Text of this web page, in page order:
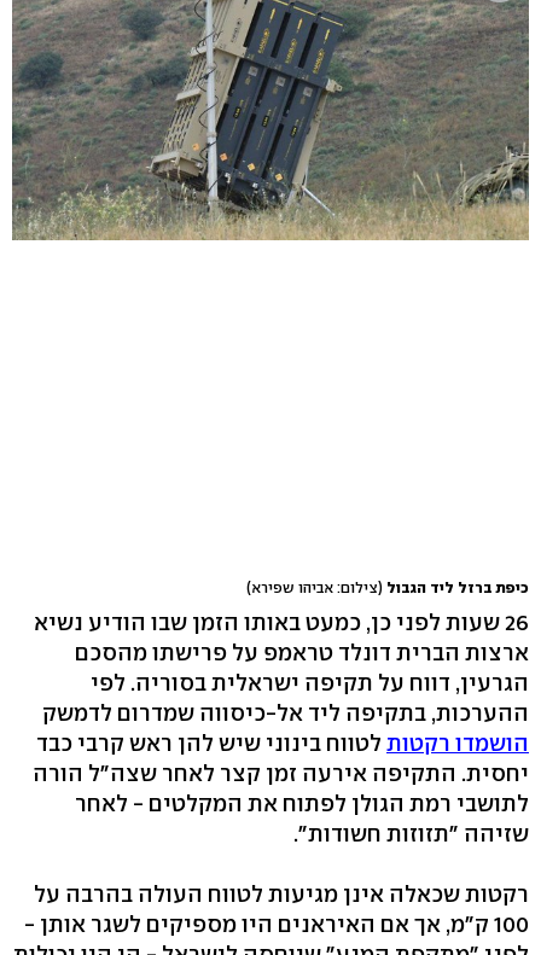
כיפת ברזל ליד הגבול (צילום: אביהו שפירא)
26 שעות לפני כן, כמעט באותו הזמן שבו הודיע נשיא
ארצות הברית דונלד טראמפ על פרישתו מהסכם
הגרעין, דווח על תקיפה ישראלית בסוריה. לפי
ההערכות, בתקיפה ליד אל-כיסווה שמדרום לדמשק
הושמדו רקטות לטווח בינוני שיש להן ראש קרבי כבד
יחסית. התקיפה אירעה זמן קצר לאחר שצה"ל הורה
לתושבי רמת הגולן לפתוח את המקלטים - לאחר
שזיהה "תזוזות חשודות".
רקטות שכאלה אינן מגיעות לטווח העולה בהרבה על
100 ק"מ, אך אם האיראנים היו מספיקים לשגר אותן -